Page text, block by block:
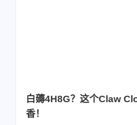
白薅4H8G？这个Claw
香！